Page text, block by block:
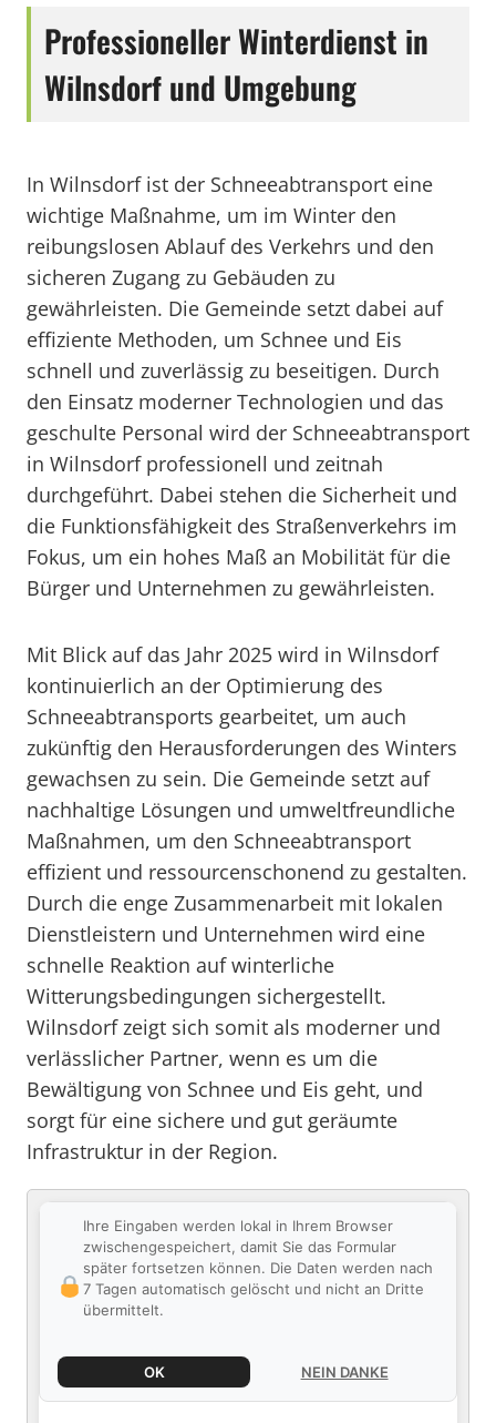
Professioneller Winterdienst in
Wilnsdorf und Umgebung
In Wilnsdorf ist der Schneeabtransport eine
wichtige Maßnahme, um im Winter den
reibungslosen Ablauf des Verkehrs und den
sicheren Zugang zu Gebäuden zu
gewährleisten. Die Gemeinde setzt dabei auf
effiziente Methoden, um Schnee und Eis
schnell und zuverlässig zu beseitigen. Durch
den Einsatz moderner Technologien und das
geschulte Personal wird der Schneeabtransport
in Wilnsdorf professionell und zeitnah
durchgeführt. Dabei stehen die Sicherheit und
die Funktionsfähigkeit des Straßenverkehrs im
Fokus, um ein hohes Maß an Mobilität für die
Bürger und Unternehmen zu gewährleisten.
Mit Blick auf das Jahr 2025 wird in Wilnsdorf
kontinuierlich an der Optimierung des
Schneeabtransports gearbeitet, um auch
zukünftig den Herausforderungen des Winters
gewachsen zu sein. Die Gemeinde setzt auf
nachhaltige Lösungen und umweltfreundliche
Maßnahmen, um den Schneeabtransport
effizient und ressourcenschonend zu gestalten.
Durch die enge Zusammenarbeit mit lokalen
Dienstleistern und Unternehmen wird eine
schnelle Reaktion auf winterliche
Witterungsbedingungen sichergestellt.
Wilnsdorf zeigt sich somit als moderner und
verlässlicher Partner, wenn es um die
Bewältigung von Schnee und Eis geht, und
sorgt für eine sichere und gut geräumte
Infrastruktur in der Region.
Ihre Eingaben werden lokal in Ihrem Browser
zwischengespeichert, damit Sie das Formular
später fortsetzen können. Die Daten werden nach
7 Tagen automatisch gelöscht und nicht an Dritte
übermittelt.
OK NEIN DANKE